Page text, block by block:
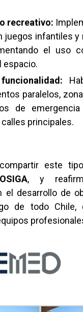
recreativo:
juegos infantiles y
el uso
espacio.
paralelos,
de
principales.
este
, y
el desarrollo de
de todo Chile,